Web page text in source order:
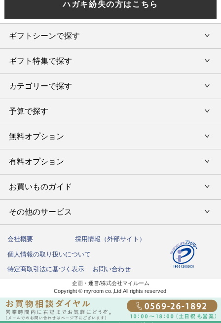
ハガキ紛失の方はこちら
ギフトシーンで探す
出産内祝い・お返し
香典返し・法要引出物
新築内祝い・引越ご挨拶
お祝い
結婚祝い
還暦祝い
ギフト特集で探す
旅行カタログギフト
カタログギフトランキング
今治タオル特集
カテゴリーで探す
カタログギフト
グルメ限定カタログギフト
タオルギフト
キッチンウェア
インテリア・雑貨
洗剤・アロマ
予算で探す
カタログギフトを予算で選ぶ
タオルギフトを予算で選ぶ
その他のギフトを予算で選ぶ
無料オプション
ラッピング
のし
命名札
有料オプション
風呂敷
写真入メッセージカード
弔事用 挨拶状
お買いものガイド
初めての方へ
ご注文方法
送料・お支払い方法
商品お届けまでの流れ
返品交換について
その他のサービス
法人向けサービス
会社概要 採用情報（外部サイト）
個人情報の取り扱いについて
特定商取引法に基づく表示 お問い合わせ
企画・運営/株式会社マイルーム
Copyright © myroom co.,Ltd.All rights reserved.